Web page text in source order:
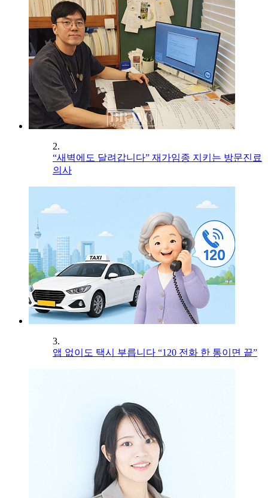
2.
“새벽에도 달려갑니다” 재가임종 지키는 방문진료
의사
3.
앱 없이도 택시 부릅니다 “120 전화 한 통이면 끝”